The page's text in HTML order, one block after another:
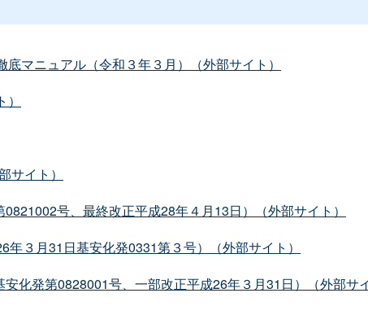
マニュアル（令和３年３月）（外部サイト）
サイト）
号、最終改正平成28年４月13日）（外部サイト）
３月31日基安化発0331第３号）（外部サイト）
化発第0828001号、一部改正平成26年３月31日）（外部サイ